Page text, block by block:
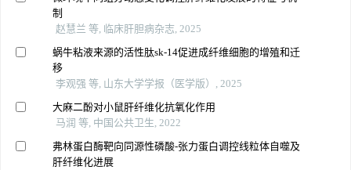
制
赵慧兰 等, 临床肝胆病杂志, 2025
蜗牛粘液来源的活性肽sk-14促进成纤维细胞的增殖和迁
移
李观强 等, 山东大学学报（医学版）, 2025
大麻二酚对小鼠肝纤维化抗氧化作用
马润 等, 中国公共卫生, 2022
弗林蛋白酶靶向同源性磷酸-张力蛋白调控线粒体自噬及
肝纤维化进展